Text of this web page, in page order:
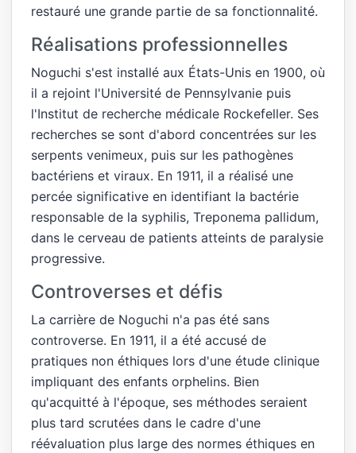
restauré une grande partie de sa fonctionnalité.
Réalisations professionnelles
Noguchi s'est installé aux États-Unis en 1900, où
il a rejoint l'Université de Pennsylvanie puis
l'Institut de recherche médicale Rockefeller. Ses
recherches se sont d'abord concentrées sur les
serpents venimeux, puis sur les pathogènes
bactériens et viraux. En 1911, il a réalisé une
percée significative en identifiant la bactérie
responsable de la syphilis, Treponema pallidum,
dans le cerveau de patients atteints de paralysie
progressive.
Controverses et défis
La carrière de Noguchi n'a pas été sans
controverse. En 1911, il a été accusé de
pratiques non éthiques lors d'une étude clinique
impliquant des enfants orphelins. Bien
qu'acquitté à l'époque, ses méthodes seraient
plus tard scrutées dans le cadre d'une
réévaluation plus large des normes éthiques en